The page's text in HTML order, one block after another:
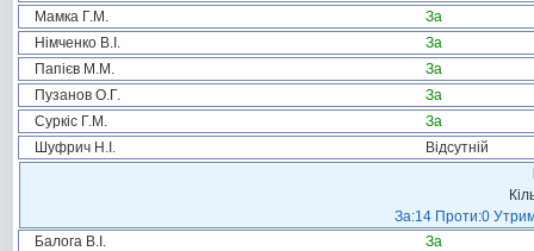
Мамка Г.М.
За
Німченко В.І.
За
Папієв М.М.
За
Пузанов О.Г.
За
Суркіс Г.М.
За
Шуфрич Н.І.
Відсутній
За:14 Проти:0
Балога В.І.
За